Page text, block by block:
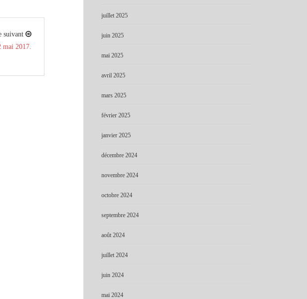
suivant
mai 2017.
juillet 2025
juin 2025
mai 2025
avril 2025
mars 2025
février 2025
janvier 2025
décembre 2024
novembre 2024
octobre 2024
septembre 2024
août 2024
juillet 2024
juin 2024
mai 2024